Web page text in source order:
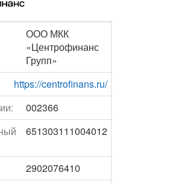
ООО МКК
«Центрофинанс
Групп»
https://centrofinans.ru/
002366
651303111004012
2902076410